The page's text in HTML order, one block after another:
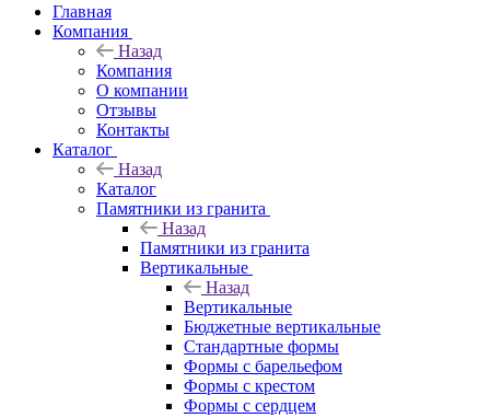
Главная
Компания
Назад
Компания
О компании
Отзывы
Контакты
Каталог
Назад
Каталог
Памятники из гранита
Назад
Памятники из гранита
Вертикальные
Назад
Вертикальные
Бюджетные вертикальные
Стандартные формы
Формы с барельефом
Формы с крестом
Формы с сердцем